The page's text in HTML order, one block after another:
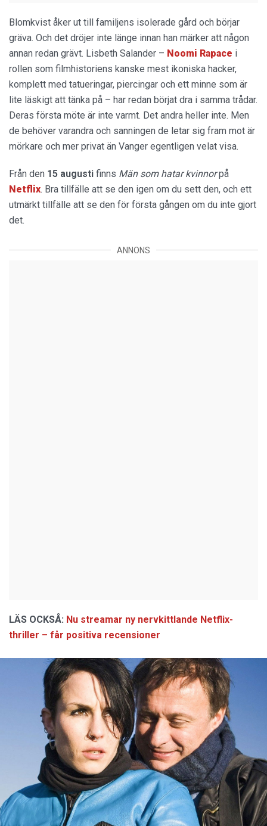
Blomkvist åker ut till familjens isolerade gård och börjar
gräva. Och det dröjer inte länge innan han märker att någon
annan redan grävt. Lisbeth Salander – Noomi Rapace i
rollen som filmhistoriens kanske mest ikoniska hacker,
komplett med tatueringar, piercingar och ett minne som är
lite läskigt att tänka på – har redan börjat dra i samma trådar.
Deras första möte är inte varmt. Det andra heller inte. Men
de behöver varandra och sanningen de letar sig fram mot är
mörkare och mer privat än Vanger egentligen velat visa.
Från den 15 augusti finns Män som hatar kvinnorpå
Netflix. Bra tillfälle att se den igen om du sett den, och ett
utmärkt tillfälle att se den för första gången om du inte gjort
det.
ANNONS
LÄS OCKSÅ: Nu streamar ny nervkittlande Netflix-
thriller – får positiva recensioner